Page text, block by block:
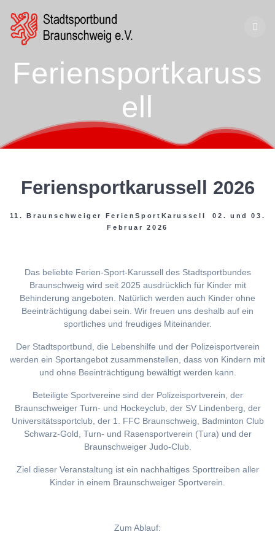
Feriensportkaruss
ell
Feriensportkarussell 2026
11. Braunschweiger FerienSportKarussell 02. und 03.
Februar 2026
Das beliebte Ferien-Sport-Karussell des Stadtsportbundes
Braunschweig wird seit 2025 ausdrücklich für Kinder mit
Behinderung angeboten. Natürlich werden auch Kinder ohne
Beeinträchtigung dabei sein. Wir freuen uns deshalb auf ein
sportliches und freudiges Miteinander.
Der Stadtsportbund, die Lebenshilfe und der Polizeisportverein
werden ein Sportangebot zusammenstellen, dass von Kindern mit
und ohne Beeinträchtigung bewältigt werden kann.
Beteiligte Sportvereine sind der Polizeisportverein, der
Braunschweiger Turn- und Hockeyclub, der SV Lindenberg, der
Universitätssportclub, der 1. FFC Braunschweig, Badminton Club
Schwarz-Gold, Turn- und Rasensportverein (Tura) und der
Braunschweiger Judo-Club.
Ziel dieser Veranstaltung ist ein nachhaltiges Sporttreiben aller
Kinder in einem Braunschweiger Sportverein.
Zum Ablauf: